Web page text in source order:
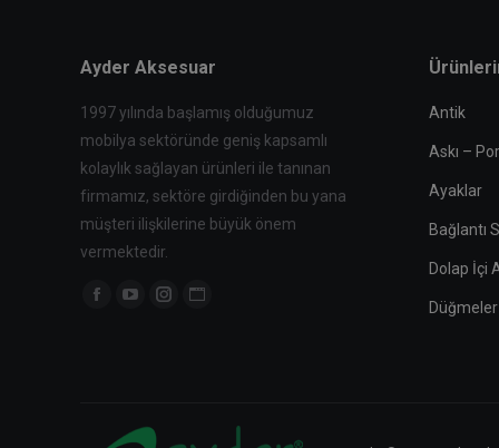
Ayder Aksesuar
1997 yılında başlamış olduğumuz
mobilya sektöründe geniş kapsamlı
kolaylık sağlayan ürünleri ile tanınan
firmamız, sektöre girdiğinden bu yana
müşteri ilişkilerine büyük önem
vermektedir.
Find us on:
Facebook
YouTube
new
Instagram
Antik
Askı –
Ayaklar
Bağlantı
Dolap İçi
Düğmeler